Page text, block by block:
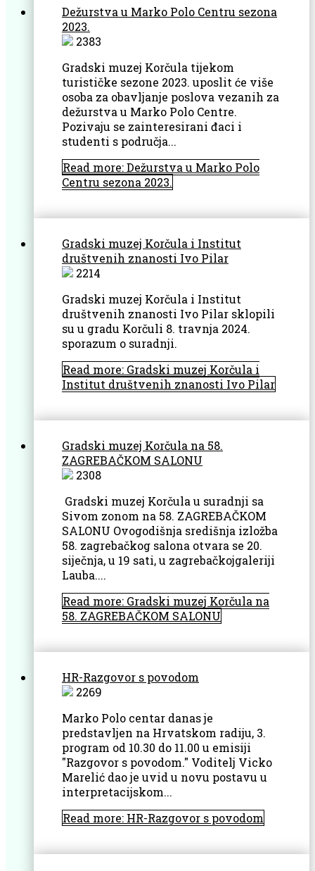
Dežurstva u Marko Polo Centru sezona
2023.
2383
Gradski muzej Korčula tijekom
turističke sezone 2023. uposlit će više
osoba za obavljanje poslova vezanih za
dežurstva u Marko Polo Centre.
Pozivaju se zainteresirani đaci i
studenti s područja...
Read more: Dežurstva u Marko Polo
Centru sezona 2023.
Gradski muzej Korčula i Institut
društvenih znanosti Ivo Pilar
2214
Gradski muzej Korčula i Institut
društvenih znanosti Ivo Pilar sklopili
su u gradu Korčuli 8. travnja 2024.
sporazum o suradnji.
Read more: Gradski muzej Korčula i
Institut društvenih znanosti Ivo Pilar
Gradski muzej Korčula na 58.
ZAGREBAČKOM SALONU
2308
Gradski muzej Korčula u suradnji sa
Sivom zonom na 58. ZAGREBAČKOM
SALONU Ovogodišnja središnja izložba
58. zagrebačkog salona otvara se 20.
siječnja, u 19 sati, u zagrebačkojgaleriji
Lauba....
Read more: Gradski muzej Korčula na
58. ZAGREBAČKOM SALONU
HR-Razgovor s povodom
2269
Marko Polo centar danas je
predstavljen na Hrvatskom radiju, 3.
program od 10.30 do 11.00 u emisiji
"Razgovor s povodom." Voditelj Vicko
Marelić dao je uvid u novu postavu u
interpretacijskom...
Read more: HR-Razgovor s povodom